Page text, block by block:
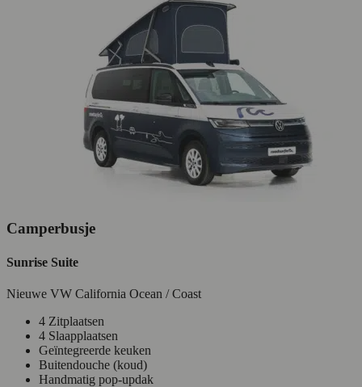
Camperbusje
Sunrise Suite
Nieuwe VW California Ocean / Coast
4 Zitplaatsen
4 Slaapplaatsen
Geïntegreerde keuken
Buitendouche (koud)
Handmatig pop-updak